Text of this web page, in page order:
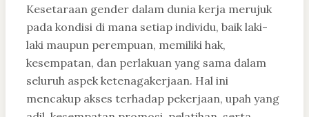
Kesetaraan gender dalam dunia kerja merujuk
pada kondisi di mana setiap individu, baik laki-
laki maupun perempuan, memiliki hak,
kesempatan, dan perlakuan yang sama dalam
seluruh aspek ketenagakerjaan. Hal ini
mencakup akses terhadap pekerjaan, upah yang